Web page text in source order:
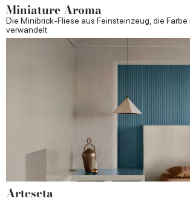
Miniature Aroma
Die Minibrick-Fliese aus Feinsteinzeug, die Farbe
verwandelt
Arteseta